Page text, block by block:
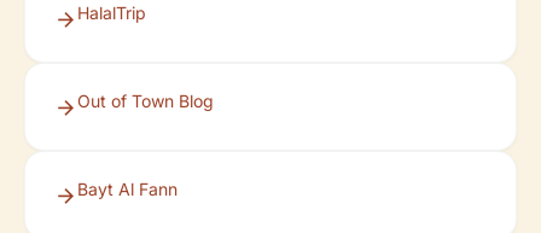
HalalTrip
Out of Town Blog
Bayt Al Fann